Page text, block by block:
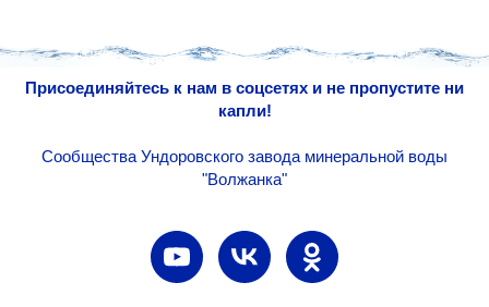
Присоединяйтесь к нам в соцсетях и не пропустите ни
капли!
Сообщества Ундоровского завода минеральной воды
"Волжанка"